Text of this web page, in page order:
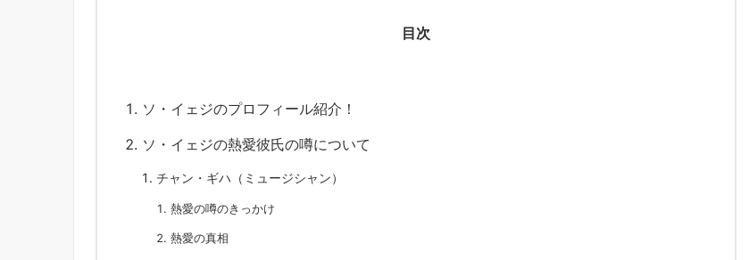
目次
ソ・イェジのプロフィール紹介！
ソ・イェジの熱愛彼氏の噂について
チャン・ギハ（ミュージシャン）
熱愛の噂のきっかけ
熱愛の真相